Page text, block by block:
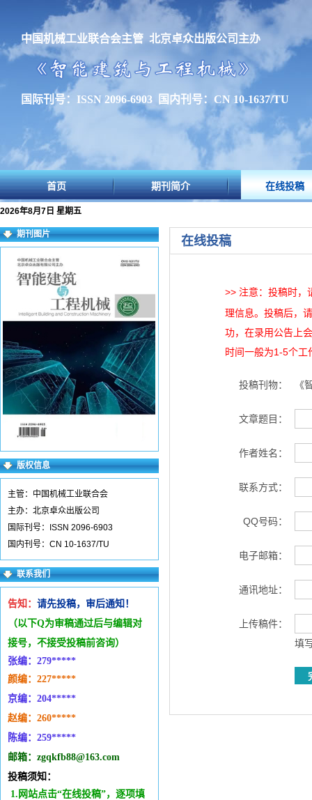
中国机械工业联合会主管 北京卓众出版公司主办
国际刊号：ISSN 2096-6903 国内刊号：CN 10-1637/TU
首页 期刊简介 在线投稿
2026年8月7日 星期五
期刊图片
版权信息
主管：中国机械工业联合会
主办：北京卓众出版公司
国际刊号：ISSN 2096-6903
国内刊号：CN 10-1637/TU
联系我们
告知： 请先投稿，审后通知！
（以下Q为审稿通过后与编辑对
接号，不接受投稿前咨询）
张编：279*****
颜编：227*****
京编：204*****
赵编：260*****
陈编：259*****
邮箱：zgqkfb88@163.com
投稿须知：
1.网站点击“在线投稿”，逐项填
在线投稿
>> 注意：投稿时，
理信息。投稿后，
功，在录用公告上
时间一般为1-5个工
投稿刊物： 《
文章题目：
作者姓名：
联系方式：
QQ号码：
电子邮箱：
通讯地址：
上传稿件：
填